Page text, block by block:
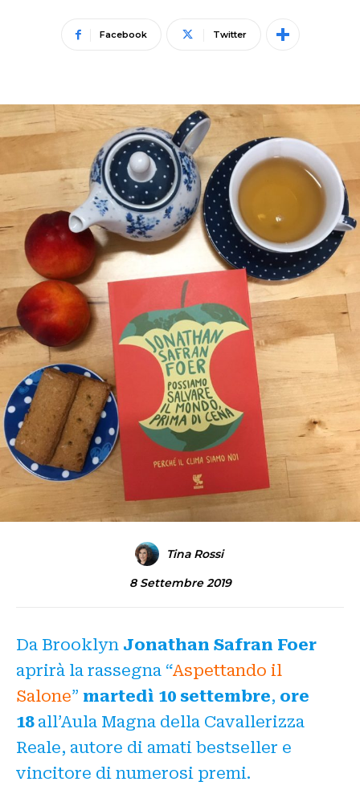
Facebook Twitter
Tina Rossi
8 Settembre 2019
Da Brooklyn Jonathan Safran Foer
aprirà la rassegna “Aspettando il
Salone” martedì 10 settembre, ore
18all’Aula Magna della Cavallerizza
Reale, autore di amati bestseller e
vincitore di numerosi premi.